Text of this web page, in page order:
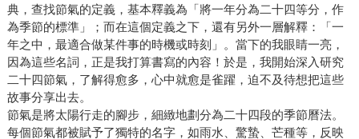
典，查找節氣的定義，基本釋義為「將一年分為二十四等分，作
為季節的標準」；而在這個定義之下，還有另外一層解釋：「一
年之中，最適合做某件事的時機或時刻」。當下的我眼睛一亮，
因為這些名詞，正是我打算書寫的內容！於是，我開始深入研究
二十四節氣，了解得愈多，心中就愈是雀躍，迫不及待想把這些
故事分享出去。
節氣是將太陽行走的腳步，細緻地劃分為二十四段的季節曆法。
每個節氣都被賦予了獨特的名字，如雨水、驚蟄、芒種等，反映